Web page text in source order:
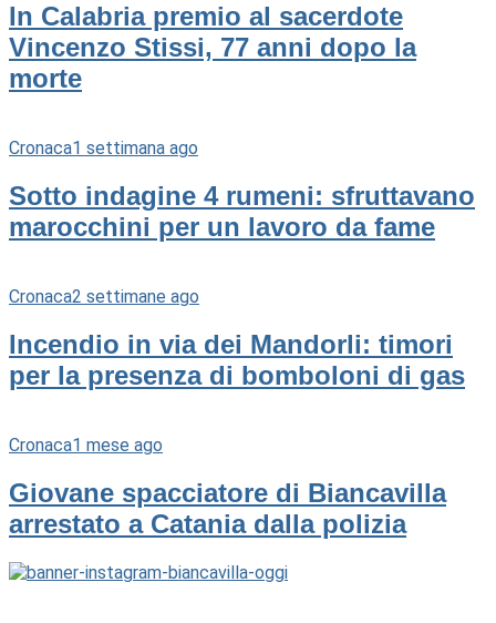
In Calabria premio al sacerdote
Vincenzo Stissi, 77 anni dopo la
morte
Cronaca1 settimana ago
Sotto indagine 4 rumeni: sfruttavano
marocchini per un lavoro da fame
Cronaca2 settimane ago
Incendio in via dei Mandorli: timori
per la presenza di bomboloni di gas
Cronaca1 mese ago
Giovane spacciatore di Biancavilla
arrestato a Catania dalla polizia